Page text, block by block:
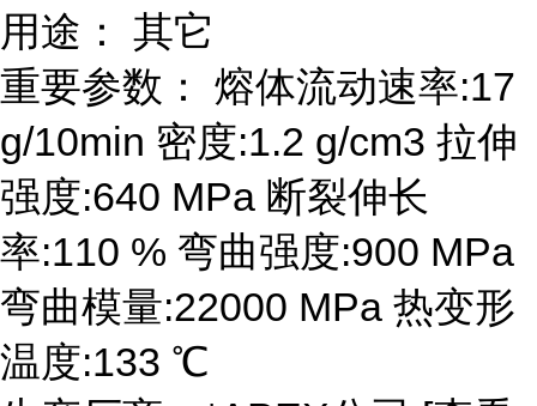
用途： 其它
重要参数： 熔体流动速率:17
g/10min 密度:1.2 g/cm3 拉伸
强度:640 MPa 断裂伸长
率:110 % 弯曲强度:900 MPa
弯曲模量:22000 MPa 热变形
温度:133 ℃